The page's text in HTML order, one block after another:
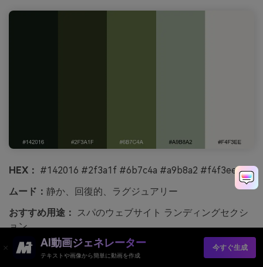
HEX： #142016 #2f3a1f #6b7c4a #a9b8a2 #f4f3ee
ムード： 静か、回復的、ラグジュアリー
おすすめ用途： スパのウェブサイト ランディングセクシ
ョン
静かで回復的、森林浴のような涼しい空気と足元の柔らか
な苔を感じさせます。明るいセージトーンがコンテンツの
AI動画ジェネレーター
テキストや画像から簡単に動画を作成
今すぐ生成